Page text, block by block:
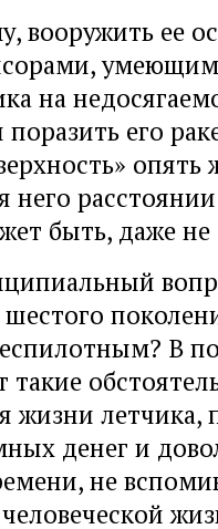
вооружить ее
на
его
опять
быть, даже не
В
жизни летчика,
денег и
не